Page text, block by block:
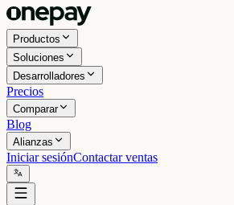
Productos
Soluciones
Desarrolladores
Precios
Comparar
Blog
Alianzas
Iniciar sesiónContactar ventas